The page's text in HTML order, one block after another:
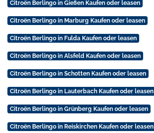
Citroën Berlingo in Gießen Kaufen oder leasen
Citroën Berlingo in Marburg Kaufen oder leasen
Citroën Berlingo in Fulda Kaufen oder leasen
Citroën Berlingo in Alsfeld Kaufen oder leasen
Citroën Berlingo in Schotten Kaufen oder leasen
Citroën Berlingo in Lauterbach Kaufen oder leasen
Citroën Berlingo in Grünberg Kaufen oder leasen
Citroën Berlingo in Reiskirchen Kaufen oder leasen